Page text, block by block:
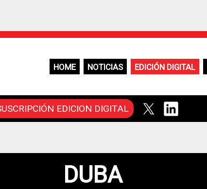
HOME NOTICIAS EDICIÓN DIGITAL
EDICION DIGITAL
DUBA